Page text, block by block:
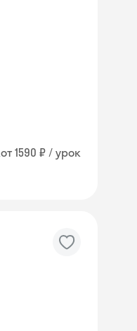
от 1590 ₽ / урок